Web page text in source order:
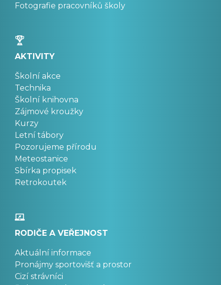
Fotografie pracovníků školy
AKTIVITY
Školní akce
Technika
Školní knihovna
Zájmové kroužky
Kurzy
Letní tábory
Pozorujeme přírodu
Meteostanice
Sbírka propisek
Retrokoutek
RODIČE A VEŘEJNOST
Aktuální informace
Pronájmy sportovišť a prostor
Cizí strávníci